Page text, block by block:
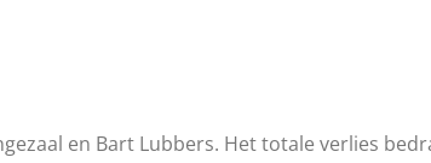
en Bart Lubbers. Het totale verlies